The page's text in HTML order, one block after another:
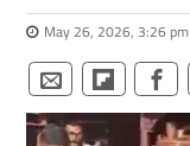
May 26, 2026, 3:26 pm